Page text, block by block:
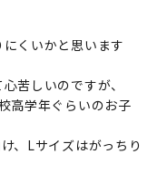
くいかと思います
苦しいのですが、
高学年ぐらいのお子
、Lサイズはがっちり